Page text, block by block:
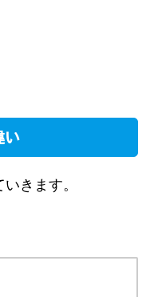
い
きます。